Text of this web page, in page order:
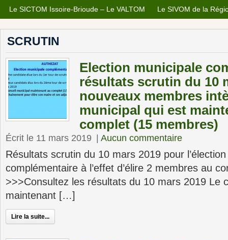
Le SICTOM Issoire-Brioude – Le VALTOM Le SIVOM de la
SCRUTIN
Election municipale
résultats scrutin du 10
nouveaux membres
municipal qui est
complet (15 membres)
Écrit le 11 mars 2019 Aucun commentaire
Résultats scrutin du 10 mars 2019 pour
complémentaire à l’effet d’élire 2 membres au
>>>Consultez les résultats du 10 mars 2019 Le
maintenant […]
Lire la suite...